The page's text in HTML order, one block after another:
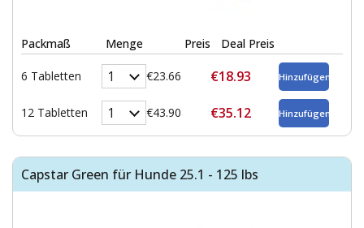
Packmaß Menge Preis Deal Preis
6 Tabletten €23.66 €18.93
12 Tabletten €43.90 €35.12
Capstar Green für Hunde 25.1 - 125 lbs